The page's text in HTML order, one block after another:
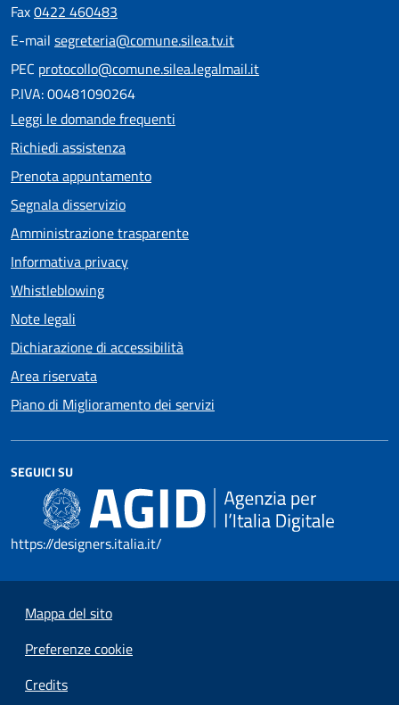
Fax0422 460483
E-mail segreteria@comune.silea.tv.it
PEC protocollo@comune.silea.legalmail.it
P.IVA: 00481090264
Leggi le domande frequenti
Richiedi assistenza
Prenota appuntamento
Segnala disservizio
Amministrazione trasparente
Informativa privacy
Whistleblowing
Note legali
Dichiarazione di accessibilità
Area riservata
Piano di Miglioramento dei servizi
SEGUICI SU
https://designers.italia.it/
Mappa del sito
Preferenze cookie
Credits